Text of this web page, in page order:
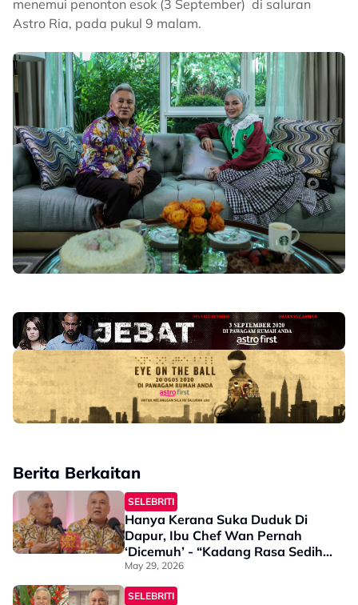
menemui penonton esok (3 September) di saluran
Astro Ria, pada pukul 9 malam.
Berita Berkaitan
SELEBRITI
Hanya Kerana Suka Duduk Di
Dapur, Ibu Chef Wan Pernah
‘Dicemuh’ - “Kadang Rasa Sedih
Sebab…”
May 29, 2026
SELEBRITI